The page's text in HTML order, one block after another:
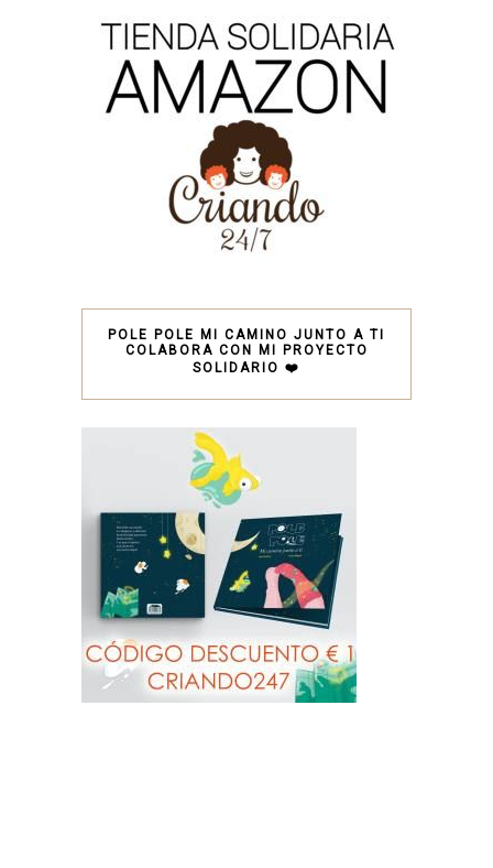
POLE POLE MI CAMINO JUNTO A TI
COLABORA CON MI PROYECTO
SOLIDARIO ❤️